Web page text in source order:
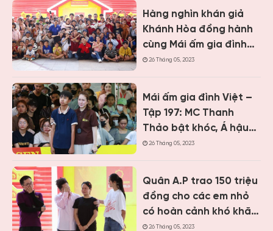
Hàng nghìn khán giả
Khánh Hòa đồng hành
cùng Mái ấm gia đình
Việt, trao hơn 9 tỷ
26 Tháng 05, 2023
Mái ấm gia đình Việt –
Tập 197: MC Thanh
Thảo bật khóc, Á hậu
Vân Nhi và ca sĩ Nguyễn
chăm mẹ bệnh tâm
thần
26 Tháng 05, 2023
Quân A.P trao 150 triệu
đồng cho các em nhỏ
có hoàn cảnh khó khăn
khi ghi hình “Mái ấm gia
26 Tháng 05, 2023